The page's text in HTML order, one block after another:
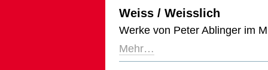
Weiss / Weisslich
Werke von Peter Ablinger im
Mehr…